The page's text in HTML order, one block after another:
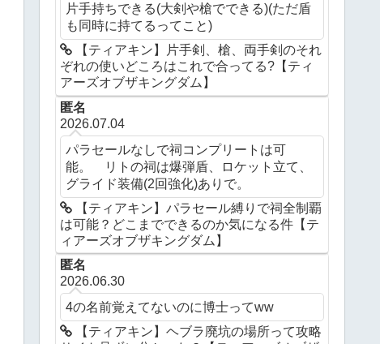
片手持ちできる(大剣や槍でできる)(ただ盾
も同時に持てるってこと)
【ティアキン】片手剣、槍、両手剣のそれ
ぞれの使いどころはこれで合ってる?【ティ
アーズオブザキングダム】
匿名
2026.07.04
パラセールなしで祠コンプリートは可
能。 リトの祠は爆弾盾、ロケット立て、
グライド装備(2回強化)ありで。
【ティアキン】パラセール縛りで祠全制覇
は可能？どこまでできるのか気になる件【テ
ィアーズオブザキングダム】
匿名
2026.06.30
4の名前覚えてないのに博士ってww
【ティアキン】ヘブラ廃坑の場所って攻略